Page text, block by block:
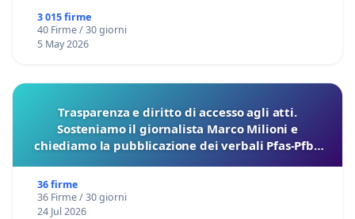
3 015 firme
40 Firme / 30 giorni
5 May 2026
Trasparenza e diritto di accesso agli atti.
Sosteniamo il giornalista Marco Milioni e
chiediamo la pubblicazione dei verbali Pfas-Pfba
36 firme
36 Firme / 30 giorni
24 Jul 2026